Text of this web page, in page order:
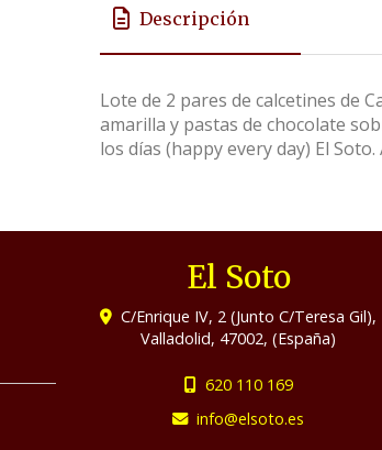
Descripción
Lote de 2 pares de calcetines de
amarilla y pastas de chocolate
los días (happy every day) El
El Soto
C/Enrique IV, 2 (Junto C/Teresa Gil),
Valladolid, 47002,(España)
620 110 169
info
elsoto.es